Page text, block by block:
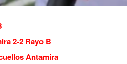
2-2 Rayo B
Antamira